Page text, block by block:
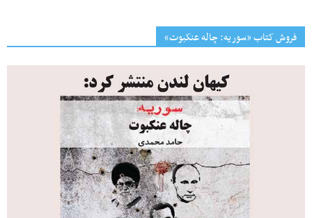
فروش کتاب «سوریه: چاله عنکبوت»